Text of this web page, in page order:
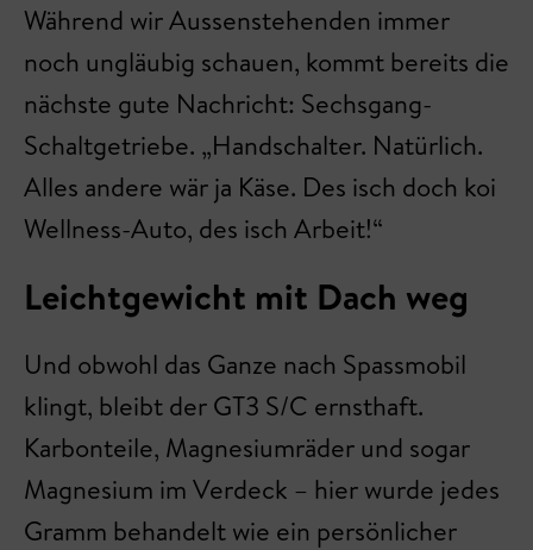
Während wir Aussenstehenden immer
noch ungläubig schauen, kommt bereits die
nächste gute Nachricht: Sechsgang-
Schaltgetriebe. „Handschalter. Natürlich.
Alles andere wär ja Käse. Des isch doch koi
Wellness-Auto, des isch Arbeit!“
Leichtgewicht mit Dach weg
Und obwohl das Ganze nach Spassmobil
klingt, bleibt der GT3 S/C ernsthaft.
Karbonteile, Magnesiumräder und sogar
Magnesium im Verdeck – hier wurde jedes
Gramm behandelt wie ein persönlicher